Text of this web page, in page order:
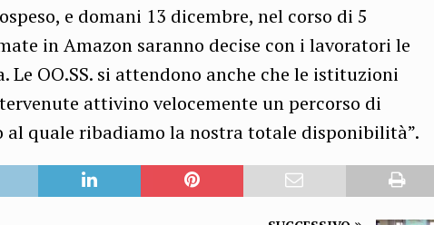
e domani 13 dicembre, nel corso di 5
in Amazon saranno decise con i lavoratori le
OO.SS. si attendono anche che le istituzioni
attivino velocemente un percorso di
al quale ribadiamo la nostra totale disponibilità”.